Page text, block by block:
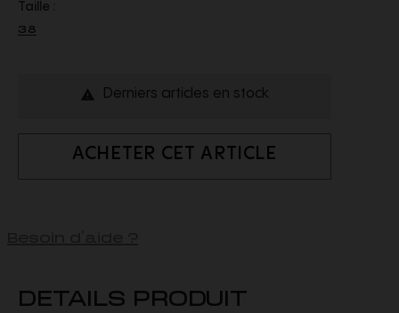
Taille :
38
 Derniers articles en stock
ACHETER CET ARTICLE
DETAILS PRODUIT